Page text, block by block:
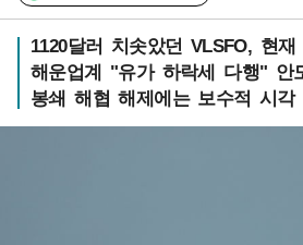
1120달러 치솟았던 VLSFO, 현재
해운업계 "유가 하락세 다행" 안
봉쇄 해협 해제에는 보수적 시각